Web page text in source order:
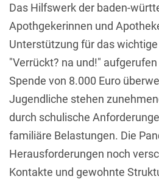
Das Hilfswerk der baden-
Apothgekerinnen und
Unterstützung für das
"Verrückt? na und!"
Spende von 8.000 Euro
Jugendliche stehen
durch schulische
familiäre Belastungen. Die
Herausforderungen noch
Kontakte und gewohnte